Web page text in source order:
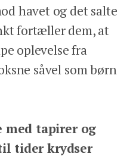
havet og det salte
fortæller dem, at
oplevelse fra
såvel som børn
med tapirer og
tider krydser